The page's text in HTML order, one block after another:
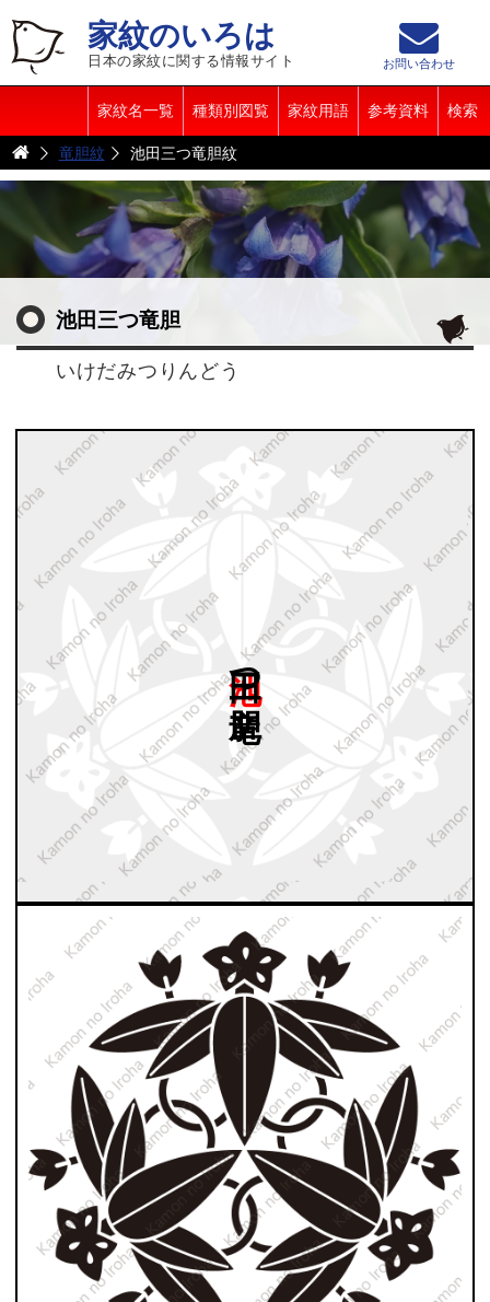
家紋のいろは
日本の家紋に関する情報サイト
家紋名一覧 種類別図覧 家紋用語 参考資料 検索
お問い合わせ
竜胆紋 池田三つ竜胆紋
池田三つ竜胆
いけだみつりんどう
竜胆